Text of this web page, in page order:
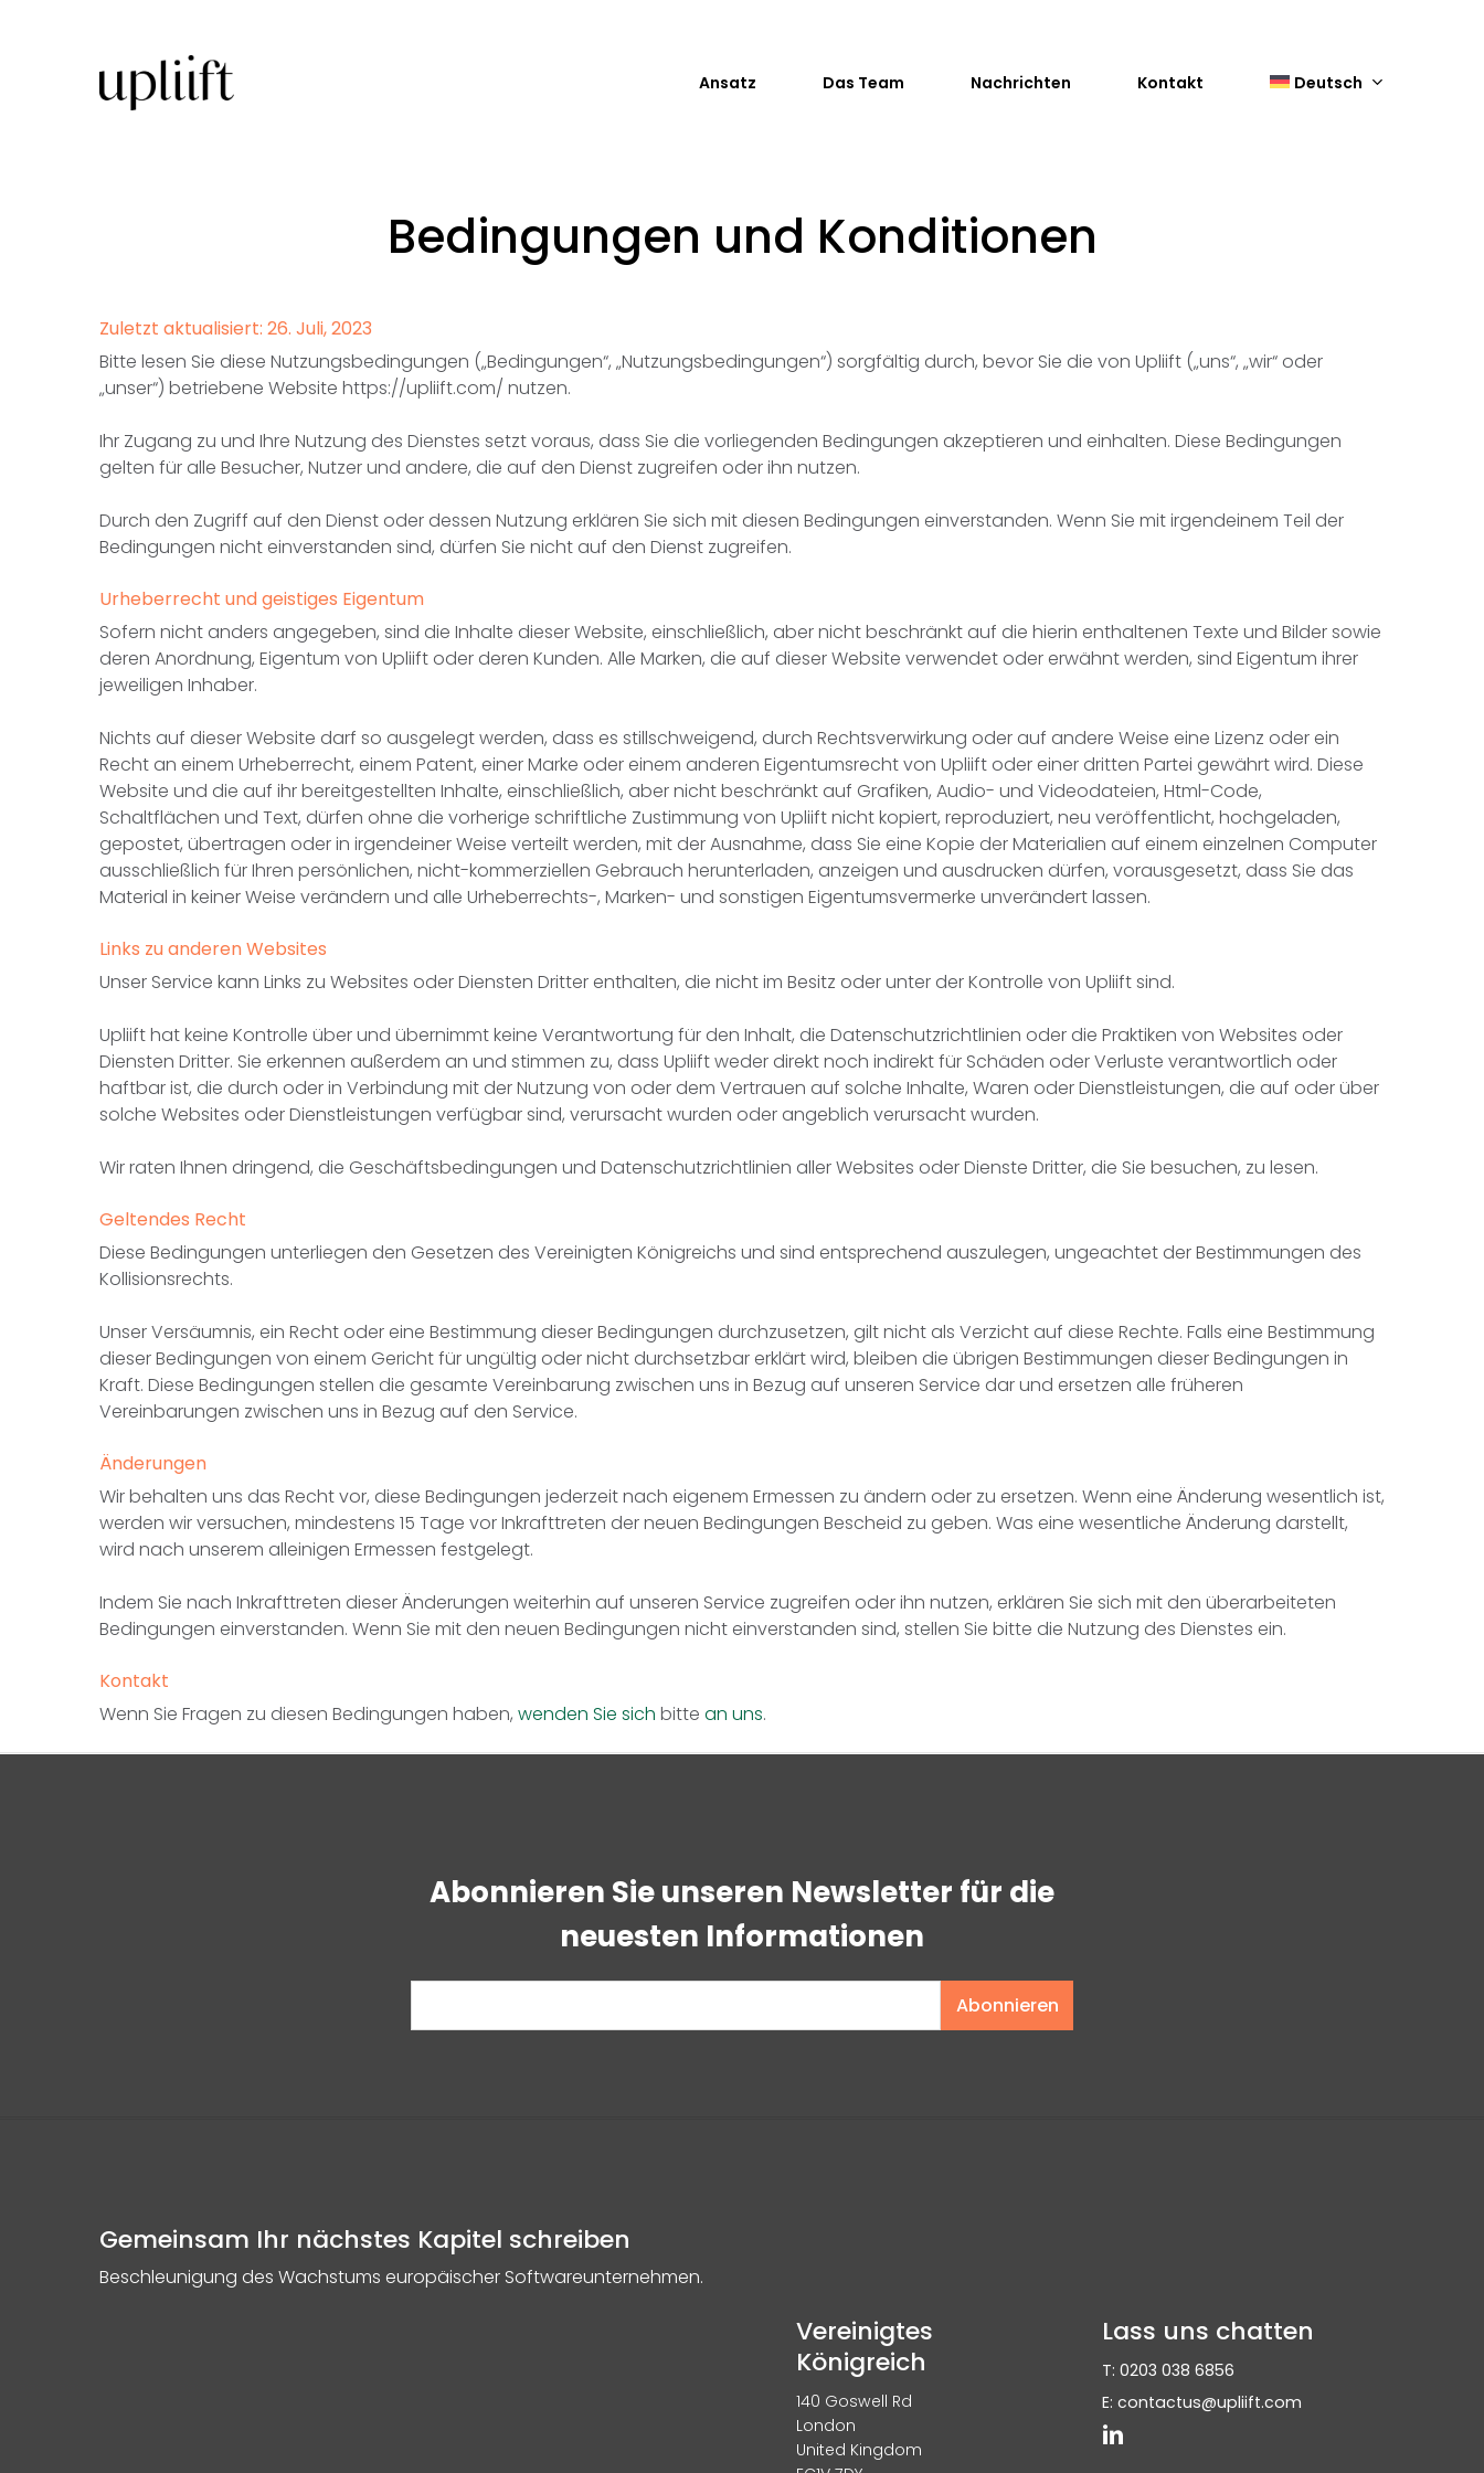
Ansatz Das Team Nachrichten Kontakt Deutsch
Bedingungen und Konditionen
Zuletzt aktualisiert: 26. Juli, 2023
Bitte lesen Sie diese Nutzungsbedingungen („Bedingungen“, „Nutzungsbedingungen“) sorgfältig durch, bevor Sie die von Upliift („uns“, „wir“ oder
„unser“) betriebene Website https://upliift.com/ nutzen.
Ihr Zugang zu und Ihre Nutzung des Dienstes setzt voraus, dass Sie die vorliegenden Bedingungen akzeptieren und einhalten. Diese Bedingungen
gelten für alle Besucher, Nutzer und andere, die auf den Dienst zugreifen oder ihn nutzen.
Durch den Zugriff auf den Dienst oder dessen Nutzung erklären Sie sich mit diesen Bedingungen einverstanden. Wenn Sie mit irgendeinem Teil der
Bedingungen nicht einverstanden sind, dürfen Sie nicht auf den Dienst zugreifen.
Urheberrecht und geistiges Eigentum
Sofern nicht anders angegeben, sind die Inhalte dieser Website, einschließlich, aber nicht beschränkt auf die hierin enthaltenen Texte und Bilder sowie
deren Anordnung, Eigentum von Upliift oder deren Kunden. Alle Marken, die auf dieser Website verwendet oder erwähnt werden, sind Eigentum ihrer
jeweiligen Inhaber.
Nichts auf dieser Website darf so ausgelegt werden, dass es stillschweigend, durch Rechtsverwirkung oder auf andere Weise eine Lizenz oder ein
Recht an einem Urheberrecht, einem Patent, einer Marke oder einem anderen Eigentumsrecht von Upliift oder einer dritten Partei gewährt wird. Diese
Website und die auf ihr bereitgestellten Inhalte, einschließlich, aber nicht beschränkt auf Grafiken, Audio- und Videodateien, Html-Code,
Schaltflächen und Text, dürfen ohne die vorherige schriftliche Zustimmung von Upliift nicht kopiert, reproduziert, neu veröffentlicht, hochgeladen,
gepostet, übertragen oder in irgendeiner Weise verteilt werden, mit der Ausnahme, dass Sie eine Kopie der Materialien auf einem einzelnen Computer
ausschließlich für Ihren persönlichen, nicht-kommerziellen Gebrauch herunterladen, anzeigen und ausdrucken dürfen, vorausgesetzt, dass Sie das
Material in keiner Weise verändern und alle Urheberrechts-, Marken- und sonstigen Eigentumsvermerke unverändert lassen.
Links zu anderen Websites
Unser Service kann Links zu Websites oder Diensten Dritter enthalten, die nicht im Besitz oder unter der Kontrolle von Upliift sind.
Upliift hat keine Kontrolle über und übernimmt keine Verantwortung für den Inhalt, die Datenschutzrichtlinien oder die Praktiken von Websites oder
Diensten Dritter. Sie erkennen außerdem an und stimmen zu, dass Upliift weder direkt noch indirekt für Schäden oder Verluste verantwortlich oder
haftbar ist, die durch oder in Verbindung mit der Nutzung von oder dem Vertrauen auf solche Inhalte, Waren oder Dienstleistungen, die auf oder über
solche Websites oder Dienstleistungen verfügbar sind, verursacht wurden oder angeblich verursacht wurden.
Wir raten Ihnen dringend, die Geschäftsbedingungen und Datenschutzrichtlinien aller Websites oder Dienste Dritter, die Sie besuchen, zu lesen.
Geltendes Recht
Diese Bedingungen unterliegen den Gesetzen des Vereinigten Königreichs und sind entsprechend auszulegen, ungeachtet der Bestimmungen des
Kollisionsrechts.
Unser Versäumnis, ein Recht oder eine Bestimmung dieser Bedingungen durchzusetzen, gilt nicht als Verzicht auf diese Rechte. Falls eine Bestimmung
dieser Bedingungen von einem Gericht für ungültig oder nicht durchsetzbar erklärt wird, bleiben die übrigen Bestimmungen dieser Bedingungen in
Kraft. Diese Bedingungen stellen die gesamte Vereinbarung zwischen uns in Bezug auf unseren Service dar und ersetzen alle früheren
Vereinbarungen zwischen uns in Bezug auf den Service.
Änderungen
Wir behalten uns das Recht vor, diese Bedingungen jederzeit nach eigenem Ermessen zu ändern oder zu ersetzen. Wenn eine Änderung wesentlich ist,
werden wir versuchen, mindestens 15 Tage vor Inkrafttreten der neuen Bedingungen Bescheid zu geben. Was eine wesentliche Änderung darstellt,
wird nach unserem alleinigen Ermessen festgelegt.
Indem Sie nach Inkrafttreten dieser Änderungen weiterhin auf unseren Service zugreifen oder ihn nutzen, erklären Sie sich mit den überarbeiteten
Bedingungen einverstanden. Wenn Sie mit den neuen Bedingungen nicht einverstanden sind, stellen Sie bitte die Nutzung des Dienstes ein.
Kontakt
Wenn Sie Fragen zu diesen Bedingungen haben, wenden Sie sich bitte an uns.
Abonnieren Sie unseren Newsletter für die
neuesten Informationen
Abonnieren
Gemeinsam Ihr nächstes Kapitel schreiben
Beschleunigung des Wachstums europäischer Softwareunternehmen.
Vereinigtes
Königreich
140 Goswell Rd
London
United Kingdom
Lass uns chatten
T: 0203 038 6856
E: contactus@upliift.com